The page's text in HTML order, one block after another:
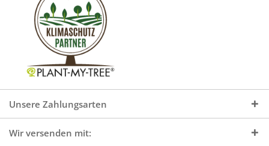
Unsere Zahlungsarten
Wir versenden mit: